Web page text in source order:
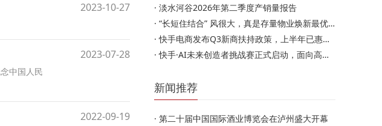
2023-10-27
2023-07-28
中国人民
2022-09-19
· 淡水河谷2026年第二季度产销量报告
· “长短住结合” 风很大，真是存量物业焕新最优解？
·快手电商发布Q3新商扶持政策，上半年已惠及超百万商家
·快手·AI未来创造者挑战赛正式启动，面向高校青年搭建AI创…
新闻推荐
· 第二十届中国国际酒业博览会在泸州盛大开幕